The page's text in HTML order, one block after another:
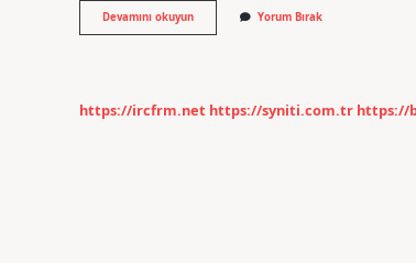
Devamını okuyunGemlik
Zeytini
Mı
Yorum Bırak
https://ircfrm.net https://syniti.com.tr https://